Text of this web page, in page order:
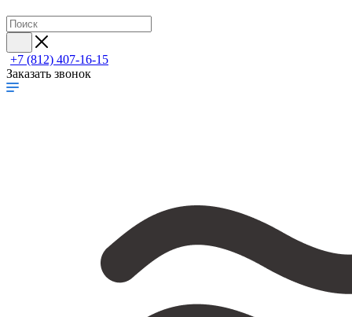
+7 (812) 407-16-15
Заказать звонок